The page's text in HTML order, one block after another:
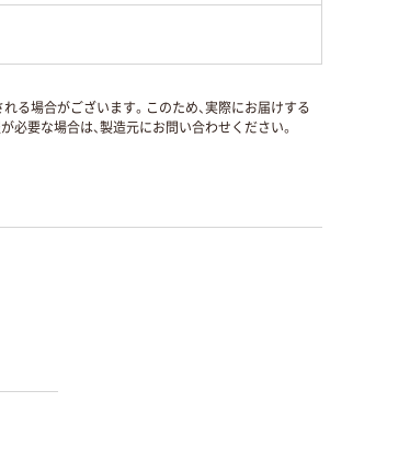
れる場合がございます。このため、実際にお届けする
要な場合は、製造元にお問い合わせください。